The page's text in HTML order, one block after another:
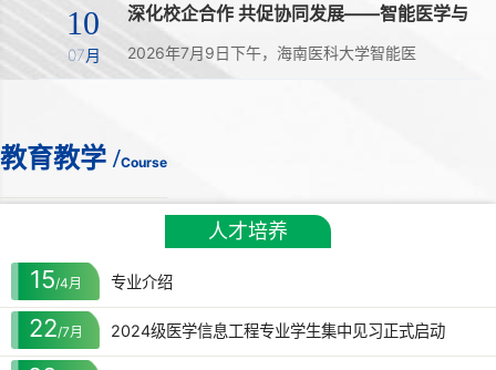
顺利举行。来自全国多所高校的33名优秀
本科生齐聚椰城，沉浸式感受学校的学科实
力、科研平台与育人氛围。7月18日上午，
10
07月
深化校企合作 共促协同发展——智能医学与
技术学院（大数据研究中心）与海南金域...
2026年7月9日下午，海南医科大学智能医
学与技术学院（大数据研究中心）与海南金
加座谈，双方围绕人才培养、科学研究、技
深入交流。校....
教育教学 /Course
人才培养
15/4月 专业介绍
22/7月 2024级医学信息工程专业学生集中见习正式启动